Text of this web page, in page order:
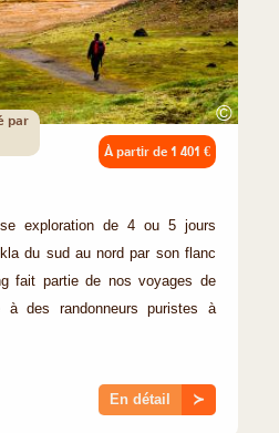
©
par
À partir de 1 401 €
exploration de 4 ou 5 jours
du sud au nord par son flanc
fait partie de nos voyages de
à des randonneurs puristes à
En détail ≻